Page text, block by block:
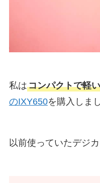
私はコンパクトで軽
のIXY650を購入しま
以前使っていたデジカ